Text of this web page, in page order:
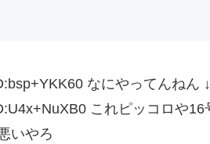
なにやってんねん
これピッコロや
いやろ